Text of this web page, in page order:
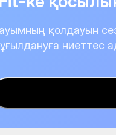
қолдауын
ниеттес